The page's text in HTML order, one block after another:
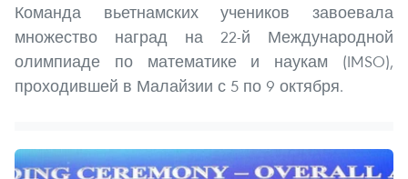
Команда вьетнамских учеников завоевала
множество наград на 22-й Международной
олимпиаде по математике и наукам (IMSO),
проходившей в Малайзии с 5 по 9 октября.